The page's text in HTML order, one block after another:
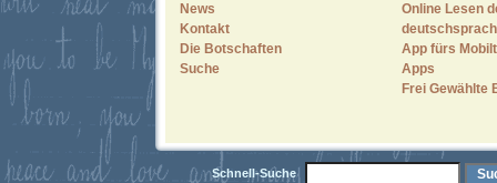
News
Kontakt
Die Botschaften
Suche
Online Lesen
App fürs
Apps
Frei Gewählte
Schnell-Suche